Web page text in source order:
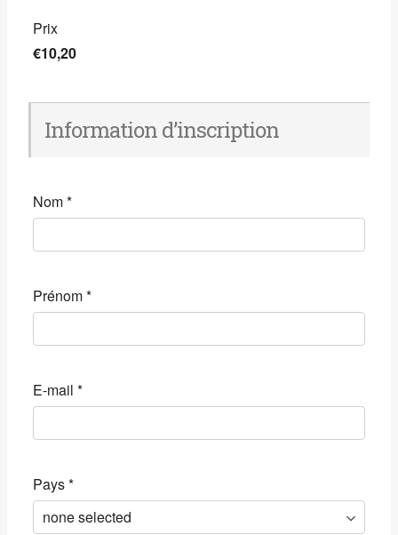
Prix
€10,20
Information d’inscription
Nom*
Prénom*
E-mail *
Pays*